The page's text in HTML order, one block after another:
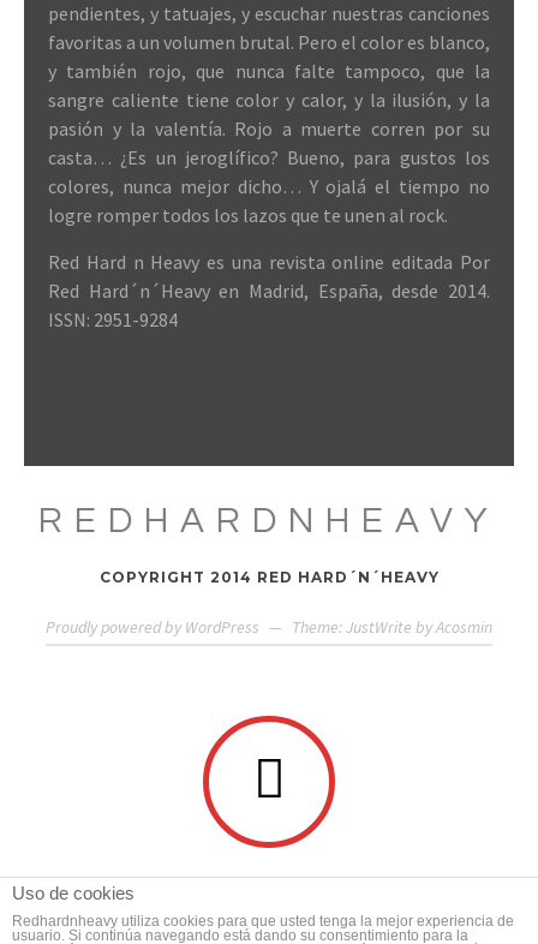
pendientes, y tatuajes, y escuchar nuestras canciones
favoritas a un volumen brutal. Pero el color es blanco,
y también rojo, que nunca falte tampoco, que la
sangre caliente tiene color y calor, y la ilusión, y la
pasión y la valentía. Rojo a muerte corren por su
casta… ¿Es un jeroglífico? Bueno, para gustos los
colores, nunca mejor dicho… Y ojalá el tiempo no
logre romper todos los lazos que te unen al rock.
Red Hard n Heavy es una revista online editada Por
Red Hard´n´Heavy en Madrid, España, desde 2014.
ISSN: 2951-9284
REDHARDNHEAVY
COPYRIGHT 2014 RED HARD´N´HEAVY
Proudly powered by WordPress — Theme: JustWrite byAcosmin
Uso de cookies
Redhardnheavy utiliza cookies para que usted tenga la mejor experiencia de
usuario. Si continúa navegando está dando su consentimiento para la